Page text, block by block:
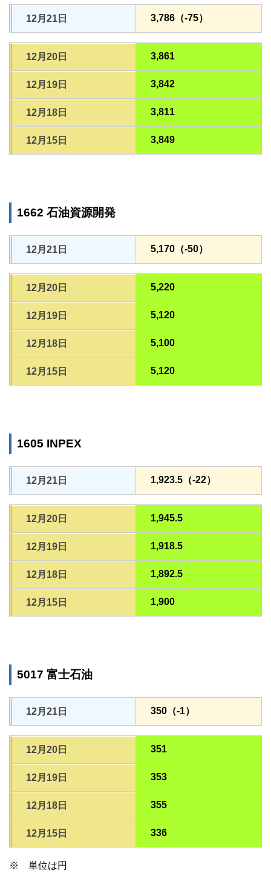
12月21日 3,786（-75）
12月20日 3,861
12月19日 3,842
12月18日 3,811
12月15日 3,849
1662 石油資源開発
12月21日 5,170（-50）
12月20日 5,220
12月19日 5,120
12月18日 5,100
12月15日 5,120
1605 INPEX
12月21日 1,923.5（-22）
12月20日 1,945.5
12月19日 1,918.5
12月18日 1,892.5
12月15日 1,900
5017 富士石油
12月21日 350（-1）
12月20日 351
12月19日 353
12月18日 355
12月15日 336
※ 単位は円